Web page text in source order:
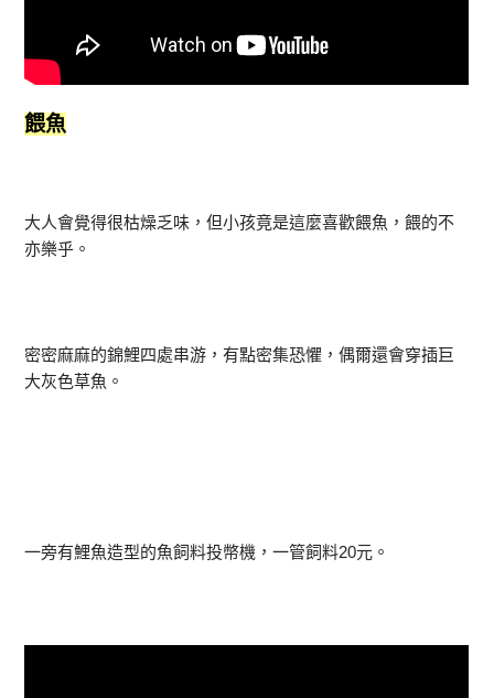
餵魚
大人會覺得很枯燥乏味，但小孩竟是這麼喜歡餵魚，餵的不
亦樂乎。
密密麻麻的錦鯉四處串游，有點密集恐懼，偶爾還會穿插巨
大灰色草魚。
一旁有鯉魚造型的魚飼料投幣機，一管飼料20元。